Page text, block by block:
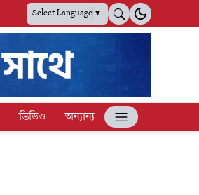
Select Language▼
ভিডিও অন্যান্য